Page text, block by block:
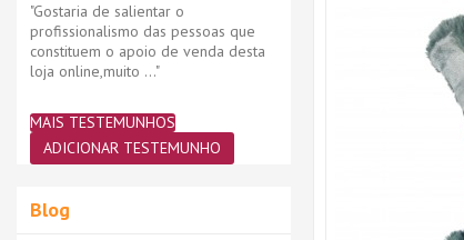
"Gostaria de salientar o
profissionalismo das pessoas que
constituem o apoio de venda desta
loja online,muito ..."
MAIS TESTEMUNHOS
ADICIONAR TESTEMUNHO
Blog